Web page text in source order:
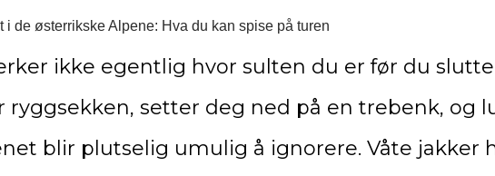
i de østerrikske Alpene: Hva du kan spise på turen
ikke egentlig hvor sulten du er før du
ryggsekken, setter deg ned på en trebenk, og
blir plutselig umulig å ignorere. Våte jakker